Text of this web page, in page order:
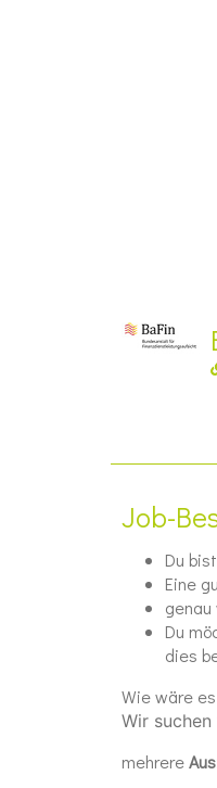
Job-
Du
Eine
Du
dies
Wie wäre
Wir
mehrere